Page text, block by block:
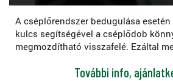
A cséplőrendszer bedugulása
kulcs segítségével a cséplődob
megmozdítható visszafelé. Ezáltal
További info,